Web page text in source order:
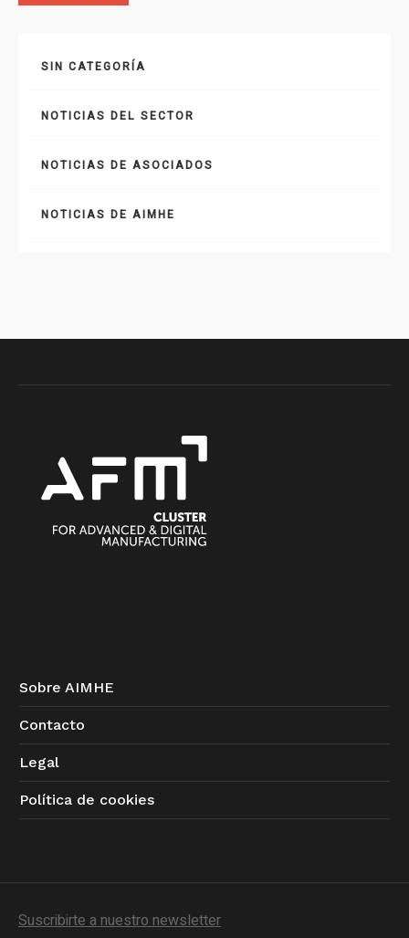
SIN CATEGORÍA
NOTICIAS DEL SECTOR
NOTICIAS DE ASOCIADOS
NOTICIAS DE AIMHE
Sobre AIMHE
Contacto
Legal
Política de cookies
Suscribirte a nuestro newsletter